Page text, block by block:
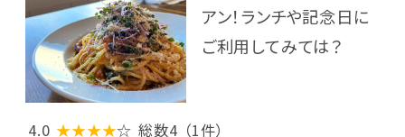
アン！ランチや記念日に
ご利用してみては？
4.0 ★★★★☆ 総数4 （1件）